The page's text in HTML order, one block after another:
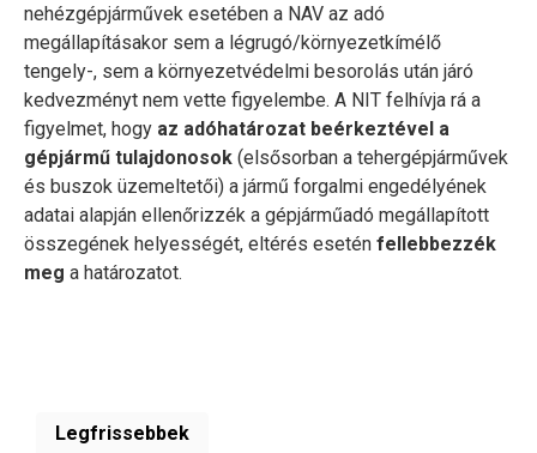
nehézgépjárművek esetében a NAV az adó
megállapításakor sem a légrugó/környezetkímélő
tengely-, sem a környezetvédelmi besorolás után járó
kedvezményt nem vette figyelembe. A NIT felhívja rá a
figyelmet, hogy az adóhatározat beérkeztével a
gépjármű tulajdonosok (elsősorban a tehergépjárművek
és buszok üzemeltetői) a jármű forgalmi engedélyének
adatai alapján ellenőrizzék a gépjárműadó megállapított
összegének helyességét, eltérés esetén fellebbezzék
meg a határozatot.
Legfrissebbek